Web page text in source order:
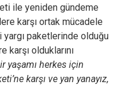
ile yeniden gündeme
karşı ortak mücadele
yargı paketlerinde olduğu
karşı olduklarını
yaşamı herkes için
karşı ve yan yanayız,